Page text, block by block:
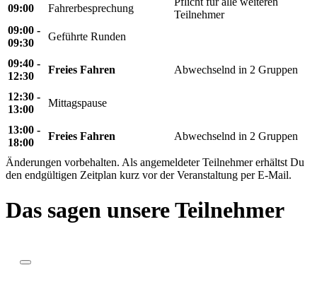
09:00 Fahrerbesprechung
Teilnehmer
09:00 -
09:30
Geführte Runden
09:40 -
12:30
Freies Fahren Abwechselnd in 2 Gruppen
12:30 -
13:00
Mittagspause
13:00 -
18:00
Freies Fahren Abwechselnd in 2 Gruppen
Änderungen vorbehalten. Als angemeldeter Teilnehmer erhältst Du
den endgültigen Zeitplan kurz vor der Veranstaltung per E-Mail.
Das sagen unsere Teilnehmer